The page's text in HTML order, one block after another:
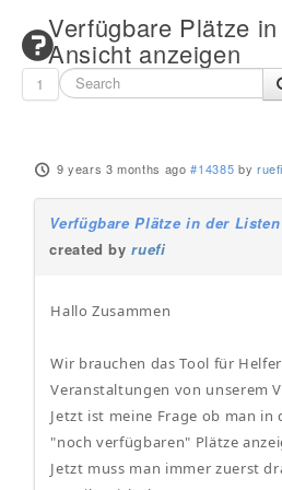
Verfügbare Plätze
Ansicht anzeigen
1
9 years 3 months ago #14385 by ruefi
Verfügbare Plätze in der
created byruefi
Hallo Zusammen
Wir brauchen das Tool für
Veranstaltungen von unserem
Jetzt ist meine Frage ob man in
"noch verfügbaren" Plätze
Jetzt muss man immer zuerst